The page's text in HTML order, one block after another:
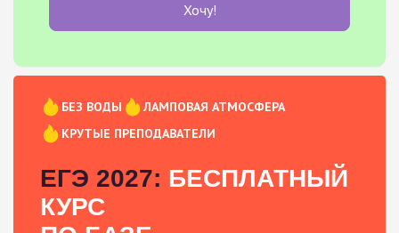
Хочу!
БЕЗ ВОДЫ
ЛАМПОВАЯ АТМОСФЕРА
КРУТЫЕ ПРЕПОДАВАТЕЛИ
ЕГЭ 2027: БЕСПЛАТНЫЙ
КУРС